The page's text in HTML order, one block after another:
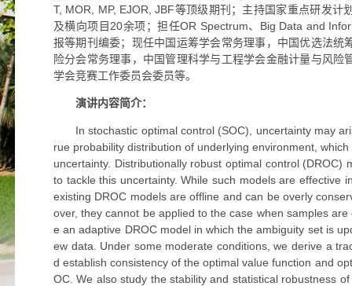
T, MOR, MP, EJOR, JBF等顶级期刊；主持国家重点研发计
及横向项目20余项；担任OR Spectrum、Big Data and
报等期刊编委；现任中国运筹学会常务理事，中国优选法统
险分会常务理事，中国管理科学与工程学会金融计量与风险
学会竞赛工作委员会委员等。
演讲内容简介：
In stochastic optimal control (SOC), uncertainty may
rue probability distribution of underlying environment,
uncertainty. Distributionally robust optimal control (DROC)
to tackle this uncertainty. While such models are effective
existing DROC models are offline and can be overly
over, they cannot be applied to the case when samples
e an adaptive DROC model in which the ambiguity set is
ew data. Under some moderate conditions, we derive a
d establish consistency of the optimal value function and
OC. We also study the stability and statistical robustness